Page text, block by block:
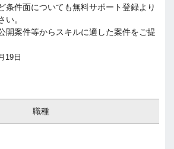
条件面についても無料サポート登録より
い。
開案件等からスキルに適した案件をご提
19日
職種